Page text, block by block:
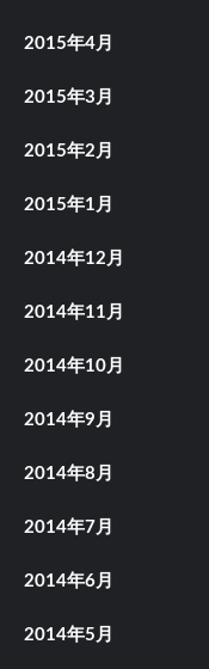
2015年4月
2015年3月
2015年2月
2015年1月
2014年12月
2014年11月
2014年10月
2014年9月
2014年8月
2014年7月
2014年6月
2014年5月